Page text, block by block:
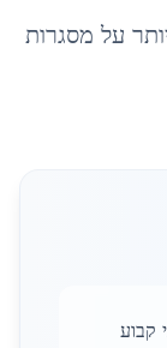
על מסגרות
קבוע